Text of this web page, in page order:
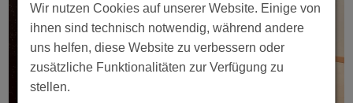
Wir nutzen Cookies auf unserer Website. Einige von
ihnen sind technisch notwendig, während andere
uns helfen, diese Website zu verbessern oder
zusätzliche Funktionalitäten zur Verfügung zu
stellen.